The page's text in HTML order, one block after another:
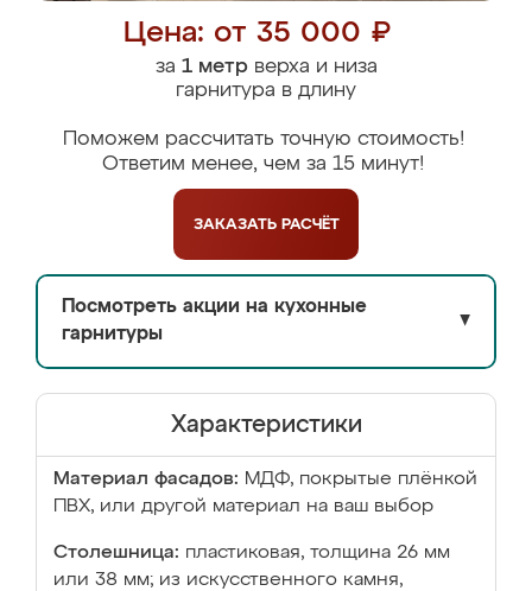
Цена: от 35 000 ₽
за 1 метрверха и низа
гарнитура в длину
Поможем рассчитать точную стоимость!
Ответим менее, чем за 15 минут!
ЗАКАЗАТЬ РАСЧЁТ
Посмотреть акции на кухонные
гарнитуры
▼
Характеристики
Материал фасадов: МДФ, покрытые плёнкой
ПВХ, или другой материал на ваш выбор
Столешница: пластиковая, толщина 26 мм
или 38 мм; из искусственного камня,